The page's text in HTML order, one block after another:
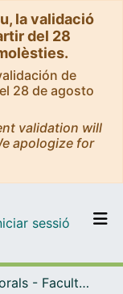
la validació
del 28
de
28 de agosto
validation will
apologize for
tot el DD
sessió (current)
Tesis Doctorals - Facultat - Belles Arts